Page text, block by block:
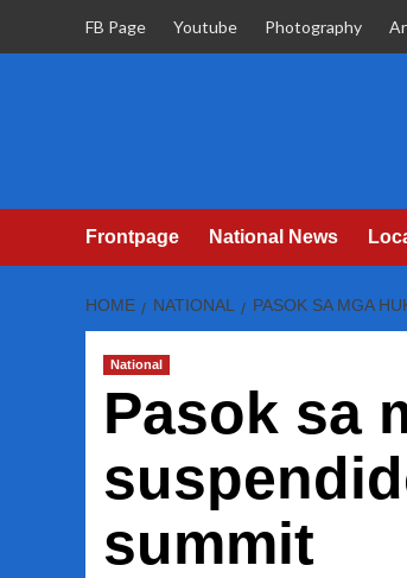
FB Page Youtube Photography
Frontpage National News
HOME NATIONAL PASOK SA MGA
National
Pasok sa
summit